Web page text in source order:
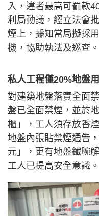
入，違者最高可罰款
利局動議，經立法會
煙上，據知當局擬採
機，協助執法及巡查。
私人工程僅20%地盤
對建築地盤落實全面
盤已全面禁煙，並於
櫃」，工人須存放香
地盤內張貼禁煙通告
元」，更有地盤鐵腕
工人已提高安全意識。